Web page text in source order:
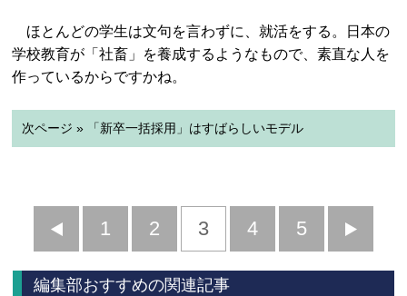
ほとんどの学生は文句を言わずに、就活をする。日本の
学校教育が「社畜」を養成するようなもので、素直な人を
作っているからですかね。
次ページ » 「新卒一括採用」はすばらしいモデル
前
へ
1 2 3 4 5
へ
編集部おすすめの関連記事